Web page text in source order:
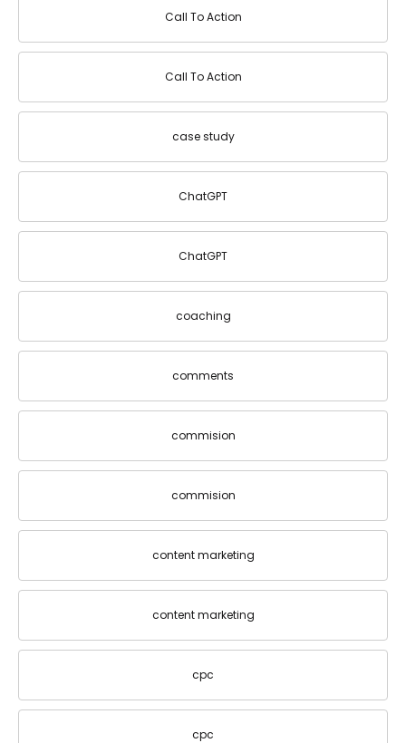
Call To Action
Call To Action
case study
ChatGPT
ChatGPT
coaching
comments
commision
commision
content marketing
content marketing
cpc
cpc